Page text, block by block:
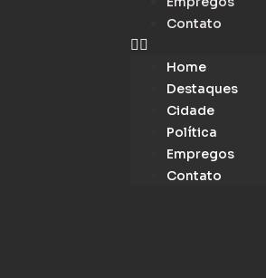
Contato
Home
Destaques
Cidade
Política
Empregos
Contato